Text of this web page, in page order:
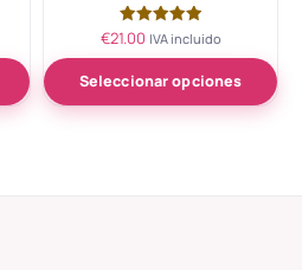
Valorado
con
5.00
de 5
€21.00 IVA incluido
Seleccionar opciones